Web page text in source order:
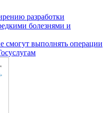
разработки
болезнями и
смогут выполнять операции